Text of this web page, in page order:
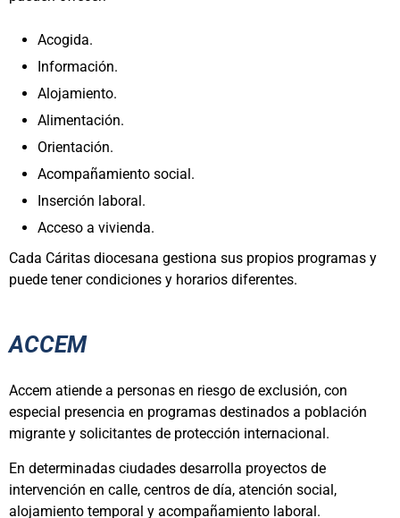
Acogida.
Información.
Alojamiento.
Alimentación.
Orientación.
Acompañamiento social.
Inserción laboral.
Acceso a vivienda.
Cada Cáritas diocesana gestiona sus propios programas y
puede tener condiciones y horarios diferentes.
ACCEM
Accem atiende a personas en riesgo de exclusión, con
especial presencia en programas destinados a población
migrante y solicitantes de protección internacional.
En determinadas ciudades desarrolla proyectos de
intervención en calle, centros de día, atención social,
alojamiento temporal y acompañamiento laboral.